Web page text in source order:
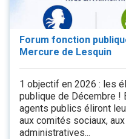
Forum fonction
Mercure de Lesquin
1 objectif en 2026 : les
publique de Décembre !
agents publics éliront
aux comités sociaux,
administratives...